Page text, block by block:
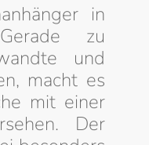
in
zu
und
macht es
mit einer
Der